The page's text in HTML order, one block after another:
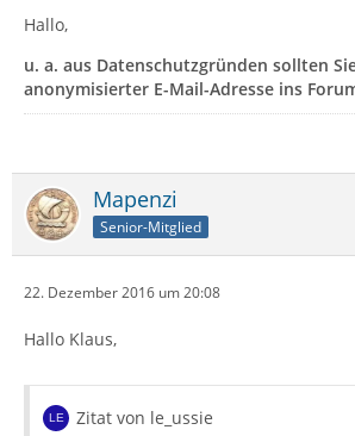
Hallo,
u. a. aus Datenschutzgründen sollten
anonymisierter E-Mail-Adresse ins
Mapenzi
Senior-Mitglied
22. Dezember 2016 um 20:08
Hallo Klaus,
Zitat von le_ussie